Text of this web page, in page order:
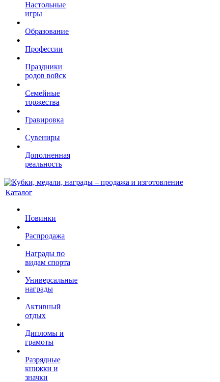
Настольные
игры
Образование
Профессии
Праздники
родов войск
Семейные
торжества
Гравировка
Сувениры
Дополненная
реальность
Каталог
Новинки
Распродажа
Награды по
видам спорта
Универсальные
награды
Активный
отдых
Дипломы и
грамоты
Разрядные
книжки и
значки